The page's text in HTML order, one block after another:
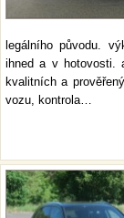
legálního původu.
ihned a v hotovosti.
kvalitních a
vozu, kontrola…